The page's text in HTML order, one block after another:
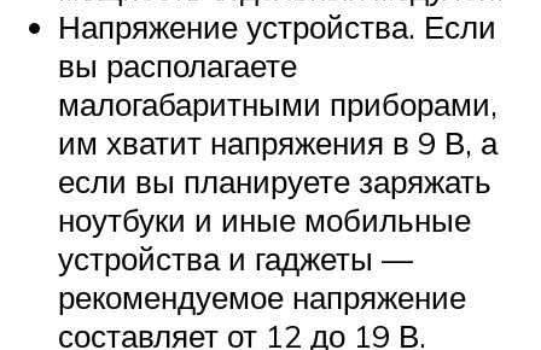
Напряжение устройства. Если
вы располагаете
малогабаритными приборами,
им хватит напряжения в 9 В, а
если вы планируете заряжать
ноутбуки и иные мобильные
устройства и гаджеты —
рекомендуемое напряжение
составляет от 12 до 19 В.